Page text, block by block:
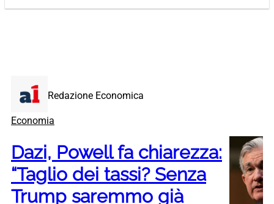
Redazione Economica
Economia
Dazi, Powell fa chiarezza:
“Taglio dei tassi? Senza
Trump saremmo già